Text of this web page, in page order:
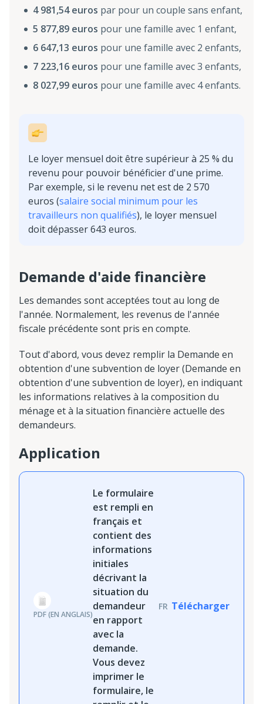
4 981,54 euros par pour un couple sans enfant,
5 877,89 euros pour une famille avec 1 enfant,
6 647,13 euros pour une famille avec 2 enfants,
7 223,16 euros pour une famille avec 3 enfants,
8 027,99 euros pour une famille avec 4 enfants.
Le loyer mensuel doit être supérieur à 25 % du
revenu pour pouvoir bénéficier d'une prime.
Par exemple, si le revenu net est de 2 570
euros (salaire social minimum pour les
travailleurs non qualifiés), le loyer mensuel
doit dépasser 643 euros.
Demande d'aide financière
Les demandes sont acceptées tout au long de
l'année. Normalement, les revenus de l'année
fiscale précédente sont pris en compte.
Tout d'abord, vous devez remplir la Demande en
obtention d'une subvention de loyer (Demande en
obtention d'une subvention de loyer), en indiquant
les informations relatives à la composition du
ménage et à la situation financière actuelle des
demandeurs.
Application
PDF (EN ANGLAIS)
Le formulaire
est rempli en
français et
contient des
informations
initiales
décrivant la
situation du
demandeur
en rapport
avec la
demande.
Vous devez
imprimer le
formulaire, le
FR Télécharger